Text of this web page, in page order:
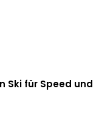
Ski für Speed und